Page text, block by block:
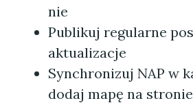
nie
Publikuj regularne
aktualizacje
Synchronizuj NAP w
dodaj mapę na stronie